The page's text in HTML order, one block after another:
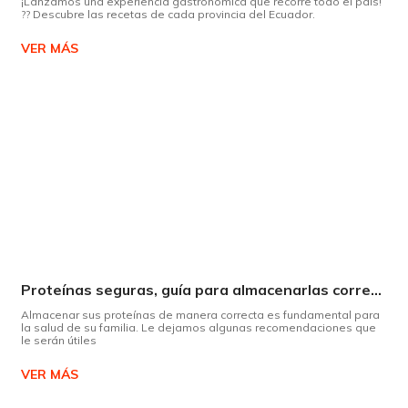
?? Descubre las recetas de cada provincia del Ecuador.
VER MÁS
Proteínas seguras, guía para almacenarlas correctamente Copiar
Almacenar sus proteínas de manera correcta es fundamental para
la salud de su familia. Le dejamos algunas recomendaciones que
le serán útiles
VER MÁS